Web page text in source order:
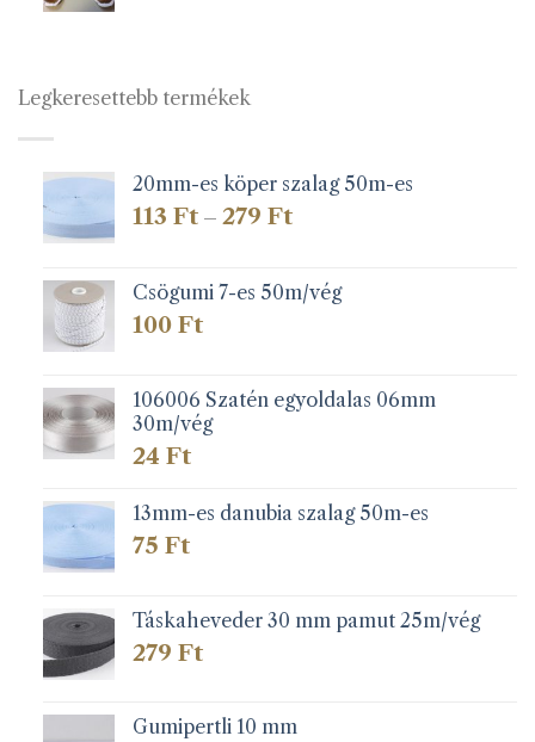
Legkeresettebb termékek
20mm-es köper szalag 50m-es
113 Ft – 279 FtÁrtartomány:
279 Ft
Csögumi 7-es 50m/vég
100 Ft
106006 Szatén egyoldalas 06mm
30m/vég
24 Ft
13mm-es danubia szalag 50m-es
75 Ft
Táskaheveder 30 mm pamut 25m/vég
279 Ft
Gumipertli 10 mm